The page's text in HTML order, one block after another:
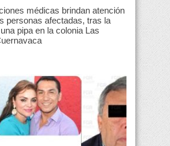
médicas brindan atención
personas afectadas, tras la
pipa en la colonia Las